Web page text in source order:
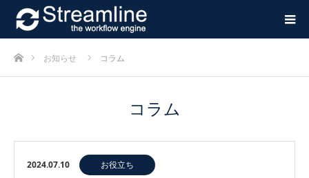
ホームお知らせ コラム
コラム
2024.07.10 お役立ち